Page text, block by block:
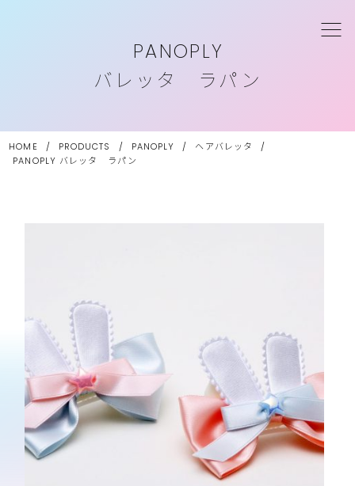
PANOPLY
バレッタ ラパン
HOME / PRODUCTS / PANOPLY / ヘアバレッタ
/
PANOPLY バレッタ ラパン